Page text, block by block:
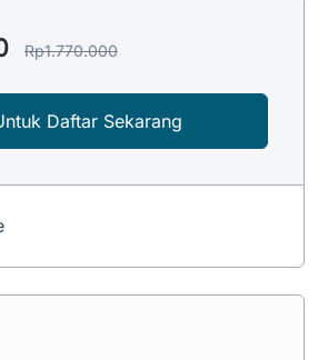
Rp1.770.000
Daftar Sekarang